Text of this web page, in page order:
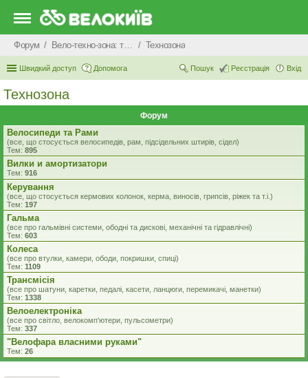
Форум Вело-техно-зона: технічні питання та консультації Технозона
Швидкий доступ Допомога Вхід
Реєстрація
Пошук
Технозона
Форум
Велосипеди та Рами
(все, що стосується велосипедів, рам, підсідельних штирів, сідел)
Тем: 895
Вилки и амортизатори
Тем: 916
Керування
(все, що стосується кермових колонок, керма, виносів, грипсів, ріжек та т.і.)
Тем: 197
Гальма
(все про гальмівні системи, ободні та дискові, механічні та гідравлічні)
Тем: 603
Колеса
(все про втулки, камери, ободи, покришки, спиці)
Тем: 1109
Трансмісія
(все про шатуни, каретки, педалі, касети, ланцюги, перемикачі, манетки)
Тем: 1338
Велоелектроніка
(все про світло, велокомп'ютери, пульсометри)
Тем: 337
"Велофара власними руками"
Тем: 26